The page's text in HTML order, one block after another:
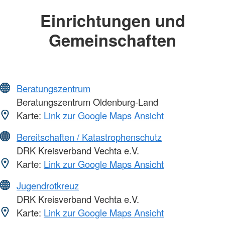
Einrichtungen und
Gemeinschaften
Beratungszentrum
Beratungszentrum Oldenburg-Land
Karte: Link zur Google Maps Ansicht
Bereitschaften / Katastrophenschutz
DRK Kreisverband Vechta e.V.
Karte: Link zur Google Maps Ansicht
Jugendrotkreuz
DRK Kreisverband Vechta e.V.
Karte: Link zur Google Maps Ansicht